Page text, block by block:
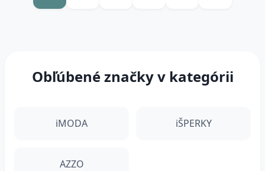
Obľúbené značky v kategórii
iMODA iŠPERKY
AZZO